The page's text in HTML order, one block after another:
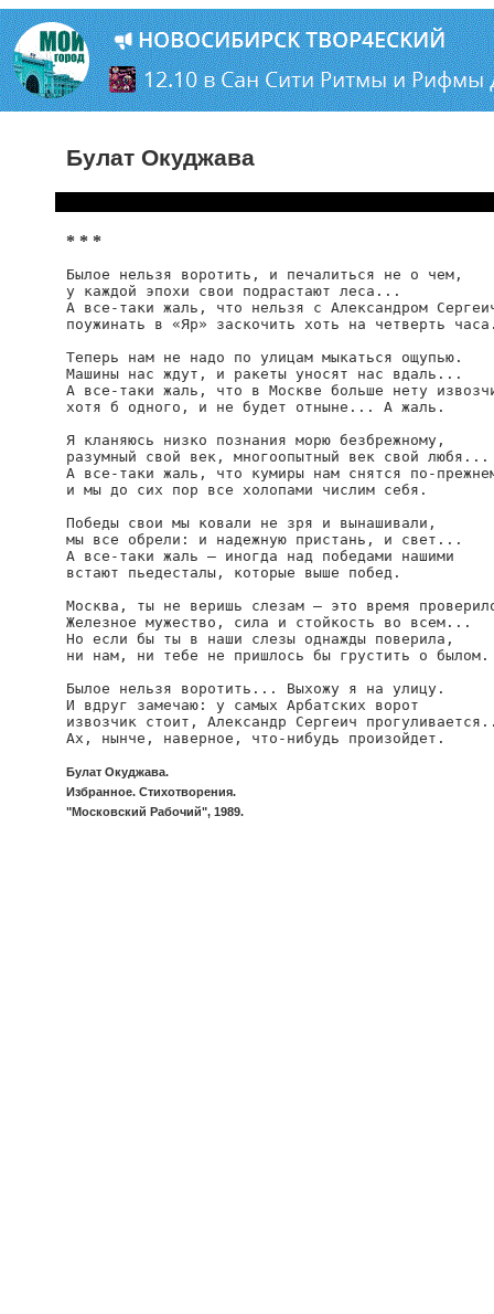
Булат Окуджава
* * *
Былое нельзя воротить, и печалиться не о чем,
у каждой эпохи свои подрастают леса...
А все-таки жаль, что нельзя с Александром
поужинать в «Яр» заскочить хоть на четверть
Теперь нам не надо по улицам мыкаться ощупью.
Машины нас ждут, и ракеты уносят нас вдаль...
А все-таки жаль, что в Москве больше нету
хотя б одного, и не будет отныне... А жаль.
Я кланяюсь низко познания морю безбрежному,
разумный свой век, многоопытный век свой любя...
А все-таки жаль, что кумиры нам снятся по-
и мы до сих пор все холопами числим себя.
Победы свои мы ковали не зря и вынашивали,
мы все обрели: и надежную пристань, и свет...
А все-таки жаль — иногда над победами нашими
встают пьедесталы, которые выше побед.
Москва, ты не веришь слезам — это время
Железное мужество, сила и стойкость во всем...
Но если бы ты в наши слезы однажды поверила,
ни нам, ни тебе не пришлось бы грустить о былом.
Былое нельзя воротить... Выхожу я на улицу.
И вдруг замечаю: у самых Арбатских ворот
извозчик стоит, Александр Сергеич
Ах, нынче, наверное, что-нибудь произойдет.
Булат Окуджава.
Избранное. Стихотворения.
"Московский Рабочий", 1989.